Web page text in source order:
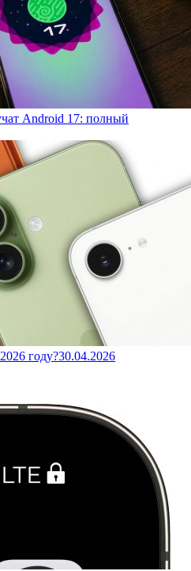
Android 17: полный
году?30.04.2026